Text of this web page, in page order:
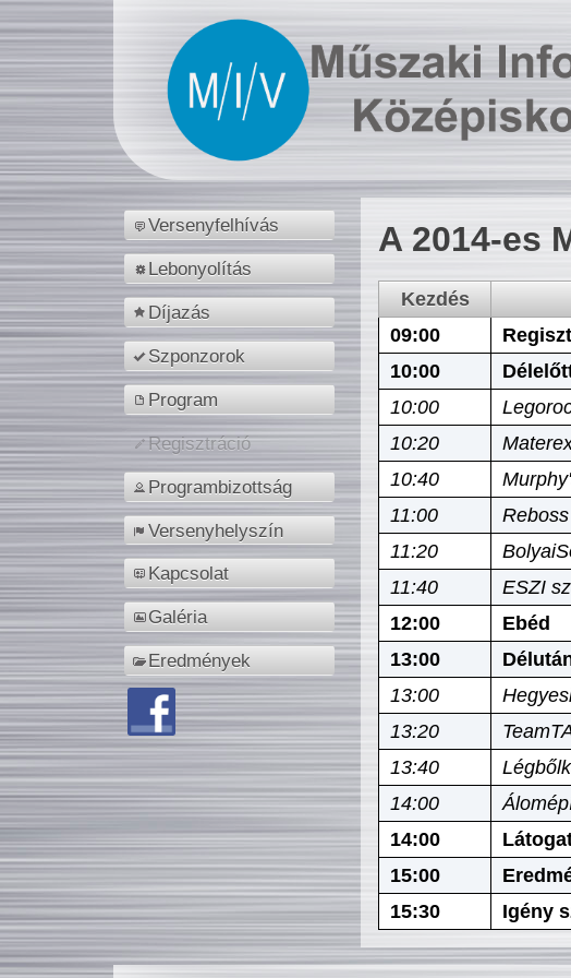
Versenyfelhívás
Lebonyolítás
Díjazás
Szponzorok
Program
Regisztráció
Programbizottság
Versenyhelyszín
Kapcsolat
Galéria
Eredmények
A 2014-es
Kezdés
09:00
10:00
10:00
10:20
10:40
11:00
11:20
11:40
ESZI
12:00
Ebéd
13:00
13:00
13:20
13:40
14:00
14:00
15:00
15:30
Igény